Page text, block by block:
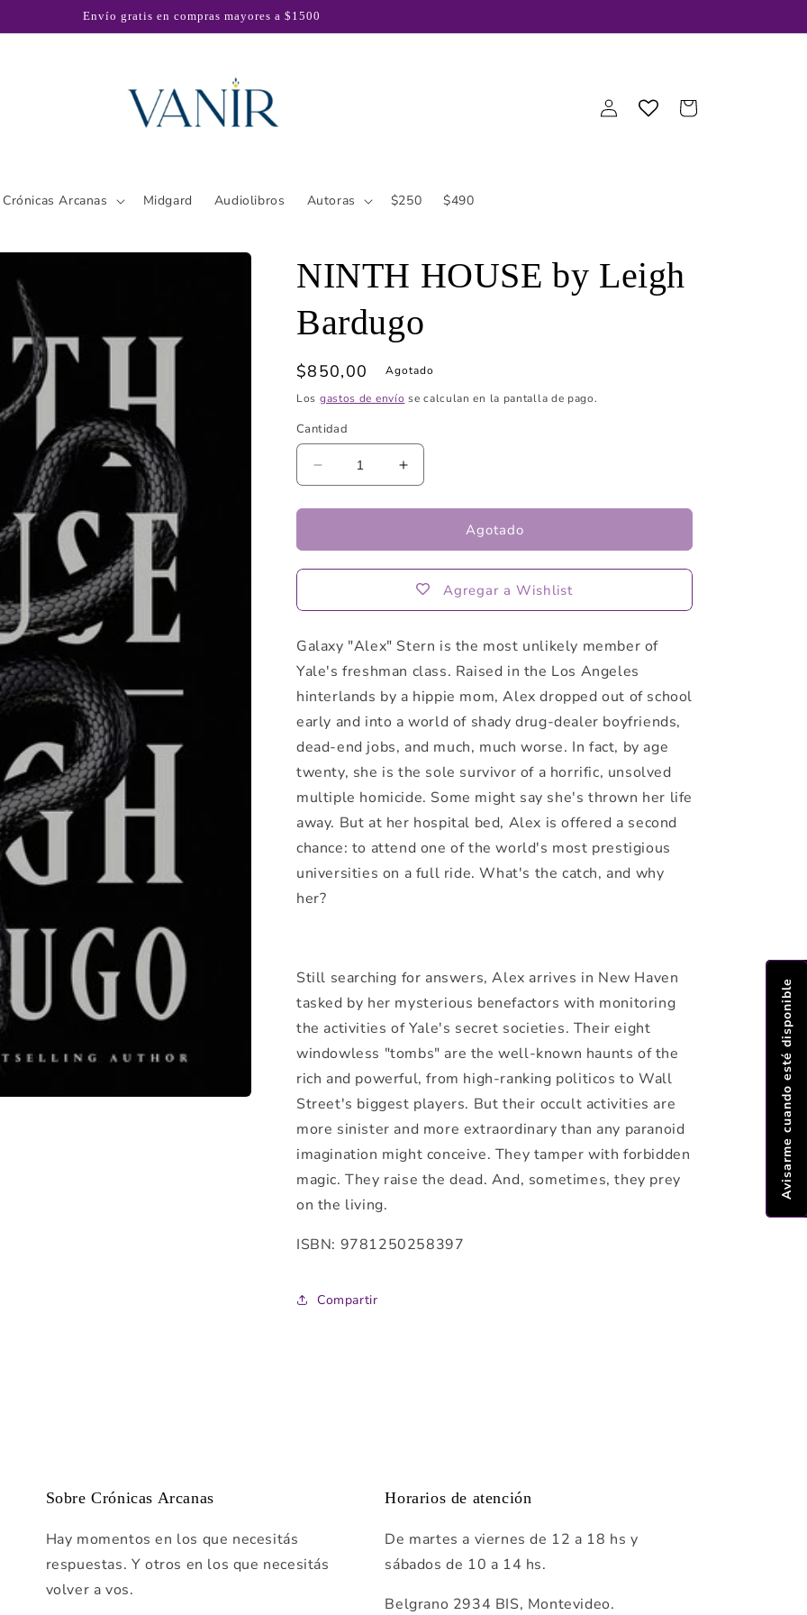
Envío gratis en compras mayores a $1500
Crónicas Arcanas Midgard Audiolibros Autoras $250 $490
Iniciar
sesión
Carrito
NINTH HOUSE by Leigh
Bardugo
Precio
habitual
$850,00
Agotado
Los gastos de envío se calculan en la pantalla de pago.
Cantidad
Reducir
cantidad
para
HOUSE
by
Aumentar
cantidad
para
HOUSE
by
Leigh
Agotado
Agregar a Wishlist
Galaxy "Alex" Stern is the most unlikely member of
Yale's freshman class. Raised in the Los Angeles
hinterlands by a hippie mom, Alex dropped out of school
early and into a world of shady drug-dealer boyfriends,
dead-end jobs, and much, much worse. In fact, by age
twenty, she is the sole survivor of a horrific, unsolved
multiple homicide. Some might say she's thrown her life
away. But at her hospital bed, Alex is offered a second
chance: to attend one of the world's most prestigious
universities on a full ride. What's the catch, and why
her?
Still searching for answers, Alex arrives in New Haven
tasked by her mysterious benefactors with monitoring
the activities of Yale's secret societies. Their eight
windowless "tombs" are the well-known haunts of the
rich and powerful, from high-ranking politicos to Wall
Street's biggest players. But their occult activities are
more sinister and more extraordinary than any paranoid
imagination might conceive. They tamper with forbidden
magic. They raise the dead. And, sometimes, they prey
on the living.
ISBN: 9781250258397
Compartir
Sobre Crónicas Arcanas
Hay momentos en los que necesitás
respuestas. Y otros en los que necesitás
volver a vos.
Horarios de atención
De martes a viernes de 12 a 18 hs y
sábados de 10 a 14 hs.
Belgrano 2934 BIS, Montevideo.
Avisarme cuando esté disponible